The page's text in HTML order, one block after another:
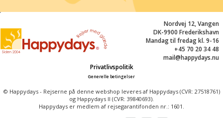
Nordvej 12, Vangen
DK-9900 Frederikshavn
Mandag til fredag kl. 9-16
+45 70 20 34 48
mail@happydays.nu
Privatlivspolitik
Generelle betingelser
© Happydays - Rejserne på denne webshop leveres af Happydays (CVR: 27518761)
og Happydays II (CVR: 39840693).
Happydays er medlem af rejsegarantifonden nr.: 1601.